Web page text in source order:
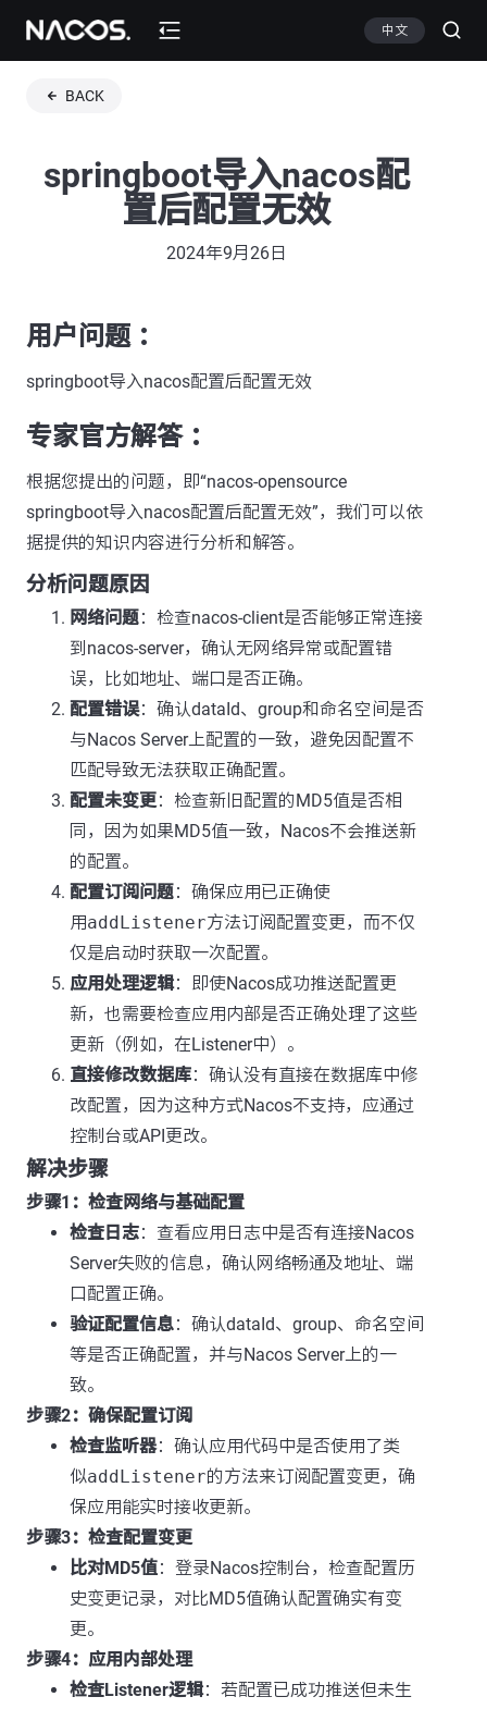
中文
BACK
springboot导入nacos配
置后配置无效
2024年9月26日
用户问题 ：
springboot导入nacos配置后配置无效
专家官方解答 ：
根据您提出的问题，即“nacos-opensource
springboot导入nacos配置后配置无效”，我们可以依
据提供的知识内容进行分析和解答。
分析问题原因
网络问题：检查nacos-client是否能够正常连接
到nacos-server，确认无网络异常或配置错
误，比如地址、端口是否正确。
配置错误：确认dataId、group和命名空间是否
与Nacos Server上配置的一致，避免因配置不
匹配导致无法获取正确配置。
配置未变更：检查新旧配置的MD5值是否相
同，因为如果MD5值一致，Nacos不会推送新
的配置。
配置订阅问题：确保应用已正确使
用addListener方法订阅配置变更，而不仅
仅是启动时获取一次配置。
应用处理逻辑：即使Nacos成功推送配置更
新，也需要检查应用内部是否正确处理了这些
更新（例如，在Listener中）。
直接修改数据库：确认没有直接在数据库中修
改配置，因为这种方式Nacos不支持，应通过
控制台或API更改。
解决步骤
步骤1：检查网络与基础配置
检查日志：查看应用日志中是否有连接Nacos
Server失败的信息，确认网络畅通及地址、端
口配置正确。
验证配置信息：确认dataId、group、命名空间
等是否正确配置，并与Nacos Server上的一
致。
步骤2：确保配置订阅
检查监听器：确认应用代码中是否使用了类
似addListener的方法来订阅配置变更，确
保应用能实时接收更新。
步骤3：检查配置变更
比对MD5值：登录Nacos控制台，检查配置历
史变更记录，对比MD5值确认配置确实有变
更。
步骤4：应用内部处理
检查Listener逻辑：若配置已成功推送但未生